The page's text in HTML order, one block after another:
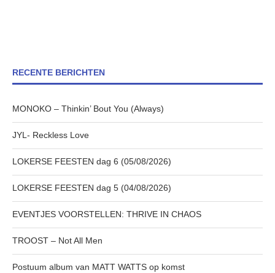
RECENTE BERICHTEN
MONOKO – Thinkin’ Bout You (Always)
JYL- Reckless Love
LOKERSE FEESTEN dag 6 (05/08/2026)
LOKERSE FEESTEN dag 5 (04/08/2026)
EVENTJES VOORSTELLEN: THRIVE IN CHAOS
TROOST – Not All Men
Postuum album van MATT WATTS op komst